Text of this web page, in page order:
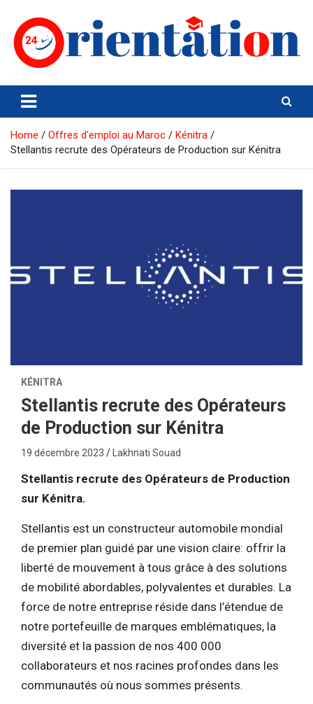
content
Orientation24
Emploi et Orientation au Maroc
Home Offres d'emploi au Maroc
Kénitra
Stellantis recrute des Opérateurs de Production sur Kénitra
KÉNITRA
Stellantis recrute des Opérateurs
de Production sur Kénitra
19 décembre 2023 Lakhnati Souad
Stellantis recrute des Opérateurs de Production
sur Kénitra.
Stellantis est un constructeur automobile mondial
de premier plan guidé par une vision claire: offrir la
liberté de mouvement à tous grâce à des solutions
de mobilité abordables, polyvalentes et durables. La
force de notre entreprise réside dans l’étendue de
notre portefeuille de marques emblématiques, la
diversité et la passion de nos 400 000
collaborateurs et nos racines profondes dans les
communautés où nous sommes présents.